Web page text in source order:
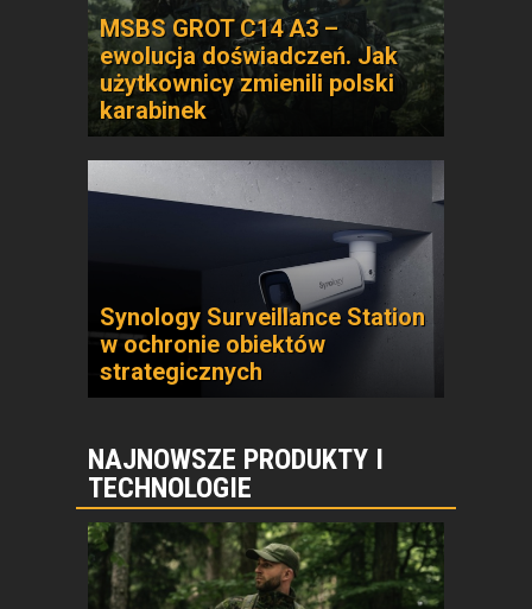
MSBS GROT C14 A3 –
ewolucja doświadczeń. Jak
użytkownicy zmienili polski
karabinek
Synology Surveillance Station
w ochronie obiektów
strategicznych
NAJNOWSZE PRODUKTY I
TECHNOLOGIE